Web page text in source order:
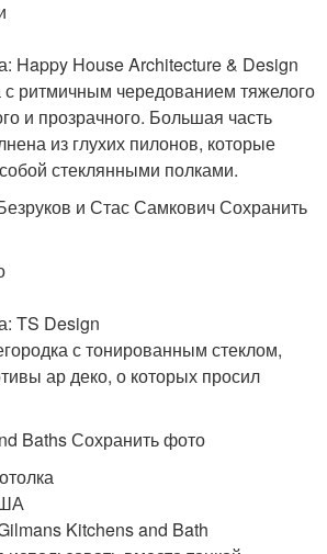
Happy House Architecture & Design
с ритмичным чередованием тяжелого
и прозрачного. Большая часть
из глухих пилонов, которые
стеклянными полками.
и Стас Самкович Сохранить
TS Design
с тонированным стеклом,
ар деко, о которых просил
Baths Сохранить фото
Kitchens and Bath